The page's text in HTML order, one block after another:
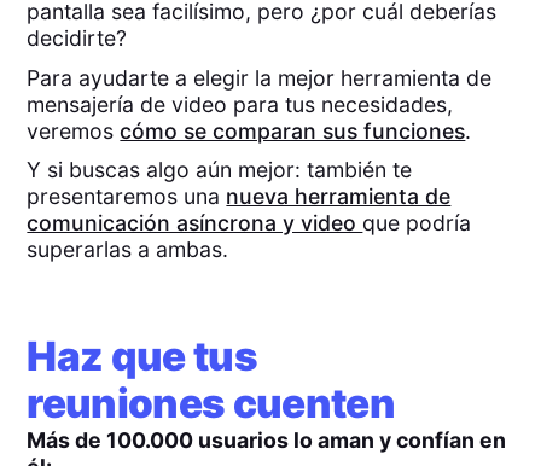
pantalla sea facilísimo, pero ¿por cuál deberías
decidirte?
Para ayudarte a elegir la mejor herramienta de
mensajería de video para tus necesidades,
veremoscómo se comparan sus funciones.
Y si buscas algo aún mejor: también te
presentaremos una nueva herramienta de
comunicación asíncrona y video que podría
superarlas a ambas.
Haz que tus
reuniones cuenten
Más de 100.000 usuarios lo aman y confían en